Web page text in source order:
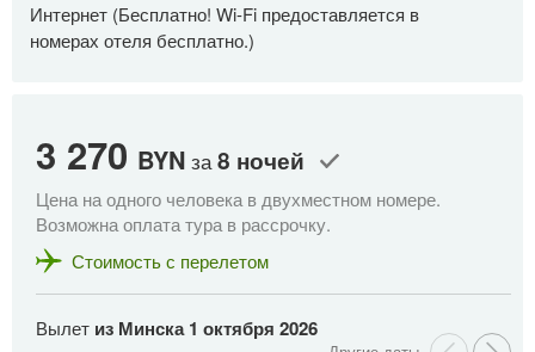
Интернет (Бесплатно! Wi-Fi предоставляется в
номерах отеля бесплатно.)
3 270 BYN за8 ночей
Цена на одного человека в двухместном номере.
Возможна оплата тура в рассрочку.
Стоимость с перелетом
Вылет из Минска1 октября 2026